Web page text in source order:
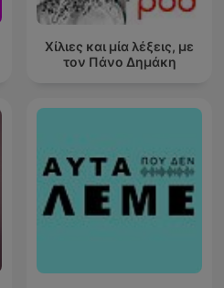
Χίλιες και μία λέξεις, με
τον Πάνο Δημάκη